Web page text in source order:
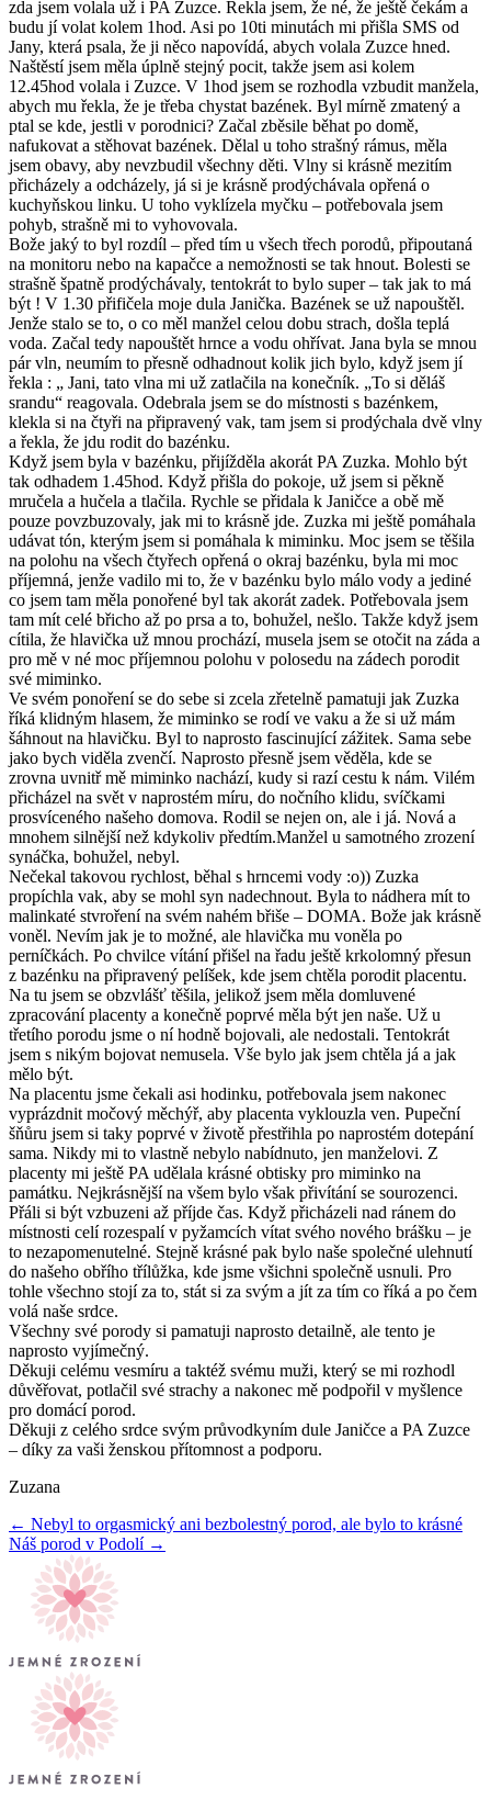
zda jsem volala už i PA Zuzce. Řekla jsem, že né, že ještě čekám a
budu jí volat kolem 1hod. Asi po 10ti minutách mi přišla SMS od
Jany, která psala, že ji něco napovídá, abych volala Zuzce hned.
Naštěstí jsem měla úplně stejný pocit, takže jsem asi kolem
12.45hod volala i Zuzce. V 1hod jsem se rozhodla vzbudit manžela,
abych mu řekla, že je třeba chystat bazének. Byl mírně zmatený a
ptal se kde, jestli v porodnici? Začal zběsile běhat po domě,
nafukovat a stěhovat bazének. Dělal u toho strašný rámus, měla
jsem obavy, aby nevzbudil všechny děti. Vlny si krásně mezitím
přicházely a odcházely, já si je krásně prodýchávala opřená o
kuchyňskou linku. U toho vyklízela myčku – potřebovala jsem
pohyb, strašně mi to vyhovovala.
Bože jaký to byl rozdíl – před tím u všech třech porodů, připoutaná
na monitoru nebo na kapačce a nemožnosti se tak hnout. Bolesti se
strašně špatně prodýchávaly, tentokrát to bylo super – tak jak to má
být ! V 1.30 přifičela moje dula Janička. Bazének se už napouštěl.
Jenže stalo se to, o co měl manžel celou dobu strach, došla teplá
voda. Začal tedy napouštět hrnce a vodu ohřívat. Jana byla se mnou
pár vln, neumím to přesně odhadnout kolik jich bylo, když jsem jí
řekla : „ Jani, tato vlna mi už zatlačila na konečník. „To si děláš
srandu“ reagovala. Odebrala jsem se do místnosti s bazénkem,
klekla si na čtyři na připravený vak, tam jsem si prodýchala dvě vlny
a řekla, že jdu rodit do bazénku.
Když jsem byla v bazénku, přijížděla akorát PA Zuzka. Mohlo být
tak odhadem 1.45hod. Když přišla do pokoje, už jsem si pěkně
mručela a hučela a tlačila. Rychle se přidala k Janičce a obě mě
pouze povzbuzovaly, jak mi to krásně jde. Zuzka mi ještě pomáhala
udávat tón, kterým jsem si pomáhala k miminku. Moc jsem se těšila
na polohu na všech čtyřech opřená o okraj bazénku, byla mi moc
příjemná, jenže vadilo mi to, že v bazénku bylo málo vody a jediné
co jsem tam měla ponořené byl tak akorát zadek. Potřebovala jsem
tam mít celé břicho až po prsa a to, bohužel, nešlo. Takže když jsem
cítila, že hlavička už mnou prochází, musela jsem se otočit na záda a
pro mě v né moc příjemnou polohu v polosedu na zádech porodit
své miminko.
Ve svém ponoření se do sebe si zcela zřetelně pamatuji jak Zuzka
říká klidným hlasem, že miminko se rodí ve vaku a že si už mám
šáhnout na hlavičku. Byl to naprosto fascinující zážitek. Sama sebe
jako bych viděla zvenčí. Naprosto přesně jsem věděla, kde se
zrovna uvnitř mě miminko nachází, kudy si razí cestu k nám. Vilém
přicházel na svět v naprostém míru, do nočního klidu, svíčkami
prosvíceného našeho domova. Rodil se nejen on, ale i já. Nová a
mnohem silnější než kdykoliv předtím.Manžel u samotného zrození
synáčka, bohužel, nebyl.
Nečekal takovou rychlost, běhal s hrncemi vody :o)) Zuzka
propíchla vak, aby se mohl syn nadechnout. Byla to nádhera mít to
malinkaté stvroření na svém nahém břiše – DOMA. Bože jak krásně
voněl. Nevím jak je to možné, ale hlavička mu voněla po
perníčkách. Po chvilce vítání přišel na řadu ještě krkolomný přesun
z bazénku na připravený pelíšek, kde jsem chtěla porodit placentu.
Na tu jsem se obzvlášť těšila, jelikož jsem měla domluvené
zpracování placenty a konečně poprvé měla být jen naše. Už u
třetího porodu jsme o ní hodně bojovali, ale nedostali. Tentokrát
jsem s nikým bojovat nemusela. Vše bylo jak jsem chtěla já a jak
mělo být.
Na placentu jsme čekali asi hodinku, potřebovala jsem nakonec
vyprázdnit močový měchýř, aby placenta vyklouzla ven. Pupeční
šňůru jsem si taky poprvé v životě přestřihla po naprostém dotepání
sama. Nikdy mi to vlastně nebylo nabídnuto, jen manželovi. Z
placenty mi ještě PA udělala krásné obtisky pro miminko na
památku. Nejkrásnější na všem bylo však přivítání se sourozenci.
Přáli si být vzbuzeni až příjde čas. Když přicházeli nad ránem do
místnosti celí rozespalí v pyžamcích vítat svého nového brášku – je
to nezapomenutelné. Stejně krásné pak bylo naše společné ulehnutí
do našeho obřího třílůžka, kde jsme všichni společně usnuli. Pro
tohle všechno stojí za to, stát si za svým a jít za tím co říká a po čem
volá naše srdce.
Všechny své porody si pamatuji naprosto detailně, ale tento je
naprosto vyjímečný.
Děkuji celému vesmíru a taktéž svému muži, který se mi rozhodl
důvěřovat, potlačil své strachy a nakonec mě podpořil v myšlence
pro domácí porod.
Děkuji z celého srdce svým průvodkyním dule Janičce a PA Zuzce
– díky za vaši ženskou přítomnost a podporu.
Zuzana
← Nebyl to orgasmický ani bezbolestný porod, ale bylo to krásné
Náš porod v Podolí →